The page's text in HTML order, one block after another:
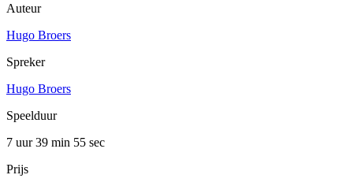
Auteur
Hugo Broers
Spreker
Hugo Broers
Speelduur
7 uur 39 min 55 sec
Prijs